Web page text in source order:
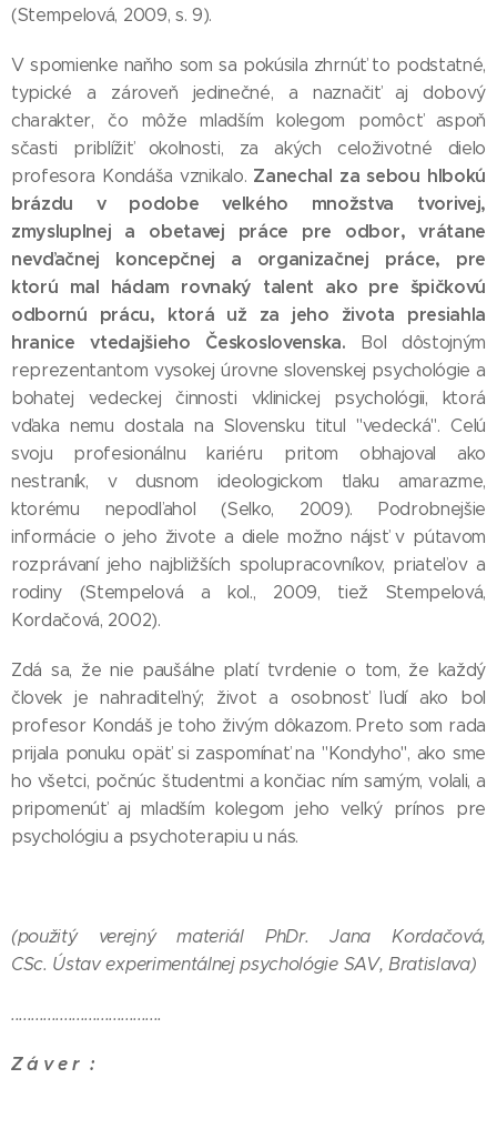
(Stempelová, 2009, s. 9).
V spomienke naňho som sa pokúsila zhrnúť to podstatné,
typické a zároveň jedinečné, a naznačiť aj dobový
charakter, čo môže mladším kolegom pomôcť aspoň
sčasti priblížiť okolnosti, za akých celoživotné dielo
profesora Kondáša vznikalo. Zanechal za sebou hlbokú
brázdu v podobe veľkého množstva tvorivej,
zmysluplnej a obetavej práce pre odbor, vrátane
nevďačnej koncepčnej a organizačnej práce, pre
ktorú mal hádam rovnaký talent ako pre špičkovú
odbornú prácu, ktorá už za jeho života presiahla
hranice vtedajšieho Československa. Bol dôstojným
reprezentantom vysokej úrovne slovenskej psychológie a
bohatej vedeckej činnosti vklinickej psychológii, ktorá
vďaka nemu dostala na Slovensku titul "vedecká". Celú
svoju profesionálnu kariéru pritom obhajoval ako
nestraník, v dusnom ideologickom tlaku amarazme,
ktorému nepodľahol (Selko, 2009). Podrobnejšie
informácie o jeho živote a diele možno nájsť v pútavom
rozprávaní jeho najbližších spolupracovníkov, priateľov a
rodiny (Stempelová a kol., 2009, tiež Stempelová,
Kordačová, 2002).
Zdá sa, že nie paušálne platí tvrdenie o tom, že každý
človek je nahraditeľný; život a osobnosť ľudí ako bol
profesor Kondáš je toho živým dôkazom. Preto som rada
prijala ponuku opäť si zaspomínať na "Kondyho", ako sme
ho všetci, počnúc študentmi a končiac ním samým, volali, a
pripomenúť aj mladším kolegom jeho veľký prínos pre
psychológiu a psychoterapiu u nás.
(použitý verejný materiál PhDr. Jana Kordačová,
CSc. Ústav experimentálnej psychológie SAV, Bratislava)
.....................................
Z á v e r :